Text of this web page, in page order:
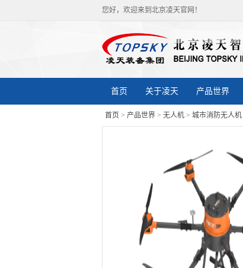
您好，欢迎来到北京凌天官网！
首页 关于凌天 产品世界
首页 > 产品世界 > 无人机 > 城市消防无人机